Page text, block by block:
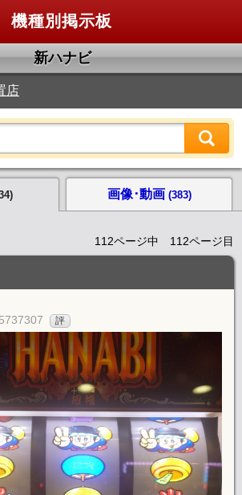
機種別掲示板
新ハナビ
店
画像･動画 (383)
112ページ中 112ページ目
評